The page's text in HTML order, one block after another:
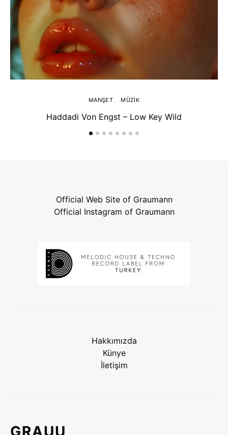
MANŞET MÜZIK
Haddadi Von Engst – Low Key Wild
Official Web Site of Graumann
Official Instagram of Graumann
Hakkımızda
Künye
İletişim
GRAUU